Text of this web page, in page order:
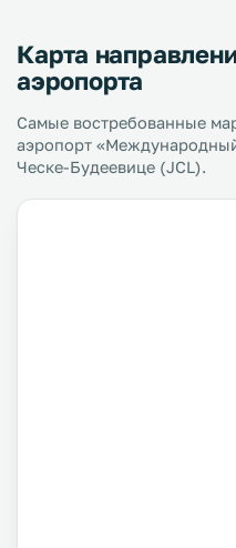
Карта
аэропорта
Самые востребованные
аэропорт
Ческе-Будеевице (JCL).